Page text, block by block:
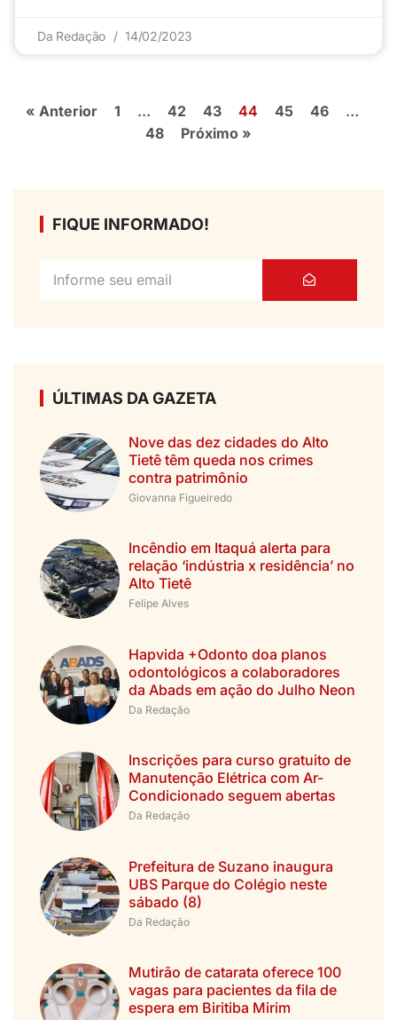
Da Redação 14/02/2023
« Anterior 1 … 42 43 44 45 46
…
48
Próximo »
FIQUE INFORMADO!
ÚLTIMAS DA GAZETA
Nove das dez cidades do Alto
Tietê têm queda nos crimes
contra patrimônio
Giovanna Figueiredo
Incêndio em Itaquá alerta para
relação ‘indústria x residência’ no
Alto Tietê
Felipe Alves
Hapvida +Odonto doa planos
odontológicos a colaboradores
da Abads em ação do Julho Neon
Da Redação
Inscrições para curso gratuito de
Manutenção Elétrica com Ar-
Condicionado seguem abertas
Da Redação
Prefeitura de Suzano inaugura
UBS Parque do Colégio neste
sábado (8)
Da Redação
Mutirão de catarata oferece 100
vagas para pacientes da fila de
espera em Biritiba Mirim